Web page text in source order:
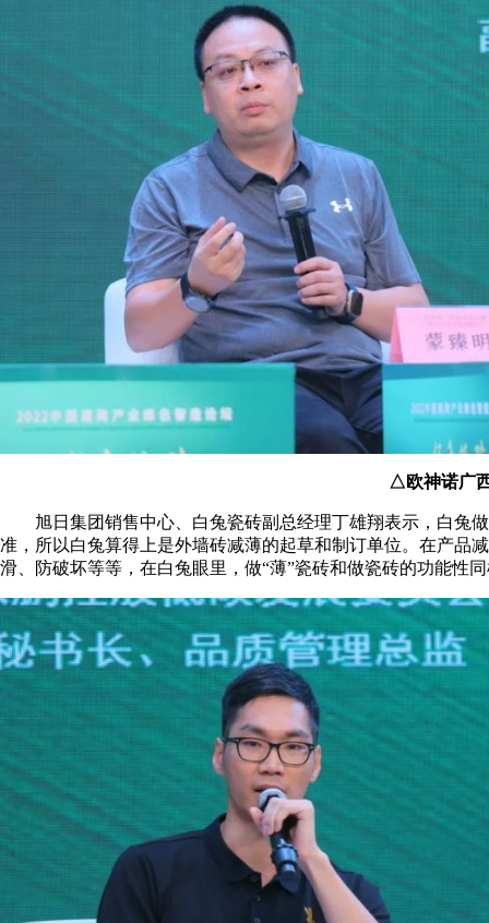
△欧神诺广
旭日集团销售中心、白兔瓷砖副总经理丁雄翔表示，白兔做
准，所以白兔算得上是外墙砖减薄的起草和制订单位。在产品
滑、防破坏等等，在白兔眼里，做“薄”瓷砖和做瓷砖的功能性